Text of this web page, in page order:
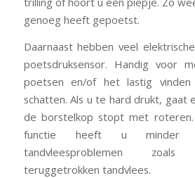
genoeg heeft gepoetst.
Daarnaast hebben veel
poetsdruksensor. Handig voor
poetsen en/of het lastig
schatten. Als u te hard drukt, gaat
de borstelkop stopt met
functie heeft u minder
tandvleesproblemen
teruggetrokken tandvlees.